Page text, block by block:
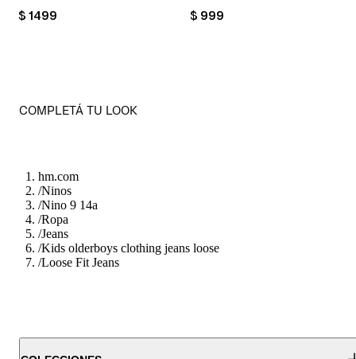
PRICE:
$ 1499 PRICE:
$ 999
COMPLETÁ TU LOOK
hm.com
/Ninos
/Nino 9 14a
/Ropa
/Jeans
/Kids olderboys clothing jeans loose
/Loose Fit Jeans